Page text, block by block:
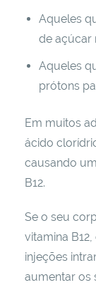
Aqueles
de açúcar
Aqueles
prótons
Em muitos
ácido
causando
B12.
Se o seu
vitamina
injeções
aumentar os